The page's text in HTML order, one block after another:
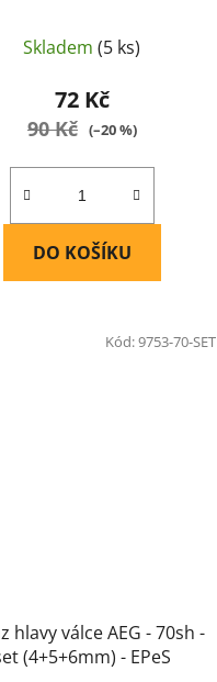
Skladem(5 ks)
72 Kč
90 Kč (–20 %)
DO KOŠÍKU
hlavy válce AEG - 70sh -
(4+5+6mm) - EPeS
Kód:9753-70-SET